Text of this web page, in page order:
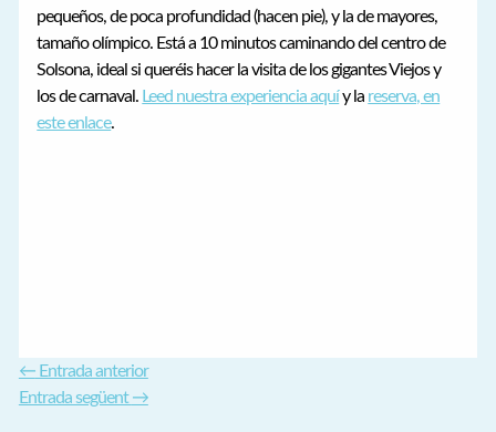
pequeños, de poca profundidad (hacen pie), y la de mayores,
tamaño olímpico. Está a 10 minutos caminando del centro de
Solsona, ideal si queréis hacer la visita de los gigantes Viejos y
los de carnaval. Leed nuestra experiencia aquíy la reserva, en
este enlace.
←Entrada anterior
Entrada següent→